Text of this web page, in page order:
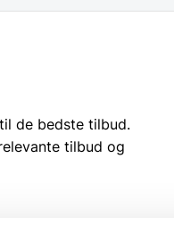
de bedste tilbud.
tilbud og